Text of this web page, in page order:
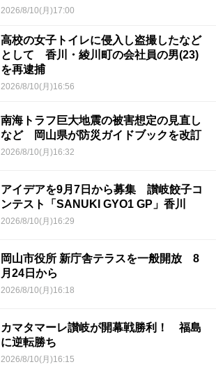
2026/8/10(月)17:00
高校の女子トイレに侵入し盗撮したなど
として 香川・綾川町の会社員の男(23)
を再逮捕
2026/8/10(月)16:56
南海トラフ巨大地震の被害想定の見直し
など 岡山県が防災ガイドブックを改訂
2026/8/10(月)16:32
アイデアを9月7日から募集 讃岐餃子コ
ンテスト「SANUKI GYO1 GP」香川
2026/8/10(月)16:29
岡山市役所 新庁舎テラスを一般開放 8
月24日から
2026/8/10(月)16:18
カマタマーレ讃岐が開幕戦勝利！ 福島
に逆転勝ち
2026/8/10(月)16:15